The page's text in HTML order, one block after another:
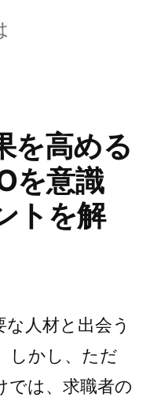
を高める
を意識
トを解
人材と出会う
しかし、ただ
では、求職者の